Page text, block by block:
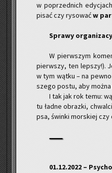
w po­przed­nich
pisać czy ry­so­waćw
Spra­wy
W pierw­szym
pierw­szy, ten lep­szy!).
w tym wątku – na
sze­go postu, aby można
I tak jak rok temu:
tu ładne ob­raz­ki,
psa, świn­ki mor­skiej czy
01.12.2022 –